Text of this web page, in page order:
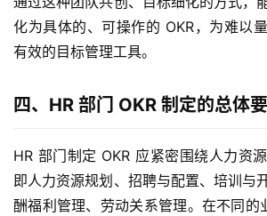
化为具体的、可操作的 OKR，为难以
有效的目标管理工具。
四、HR 部门 OKR 制定的总体
HR 部门制定 OKR 应紧密围绕人力资
即人力资源规划、招聘与配置、培训与
酬福利管理、劳动关系管理。在不同的